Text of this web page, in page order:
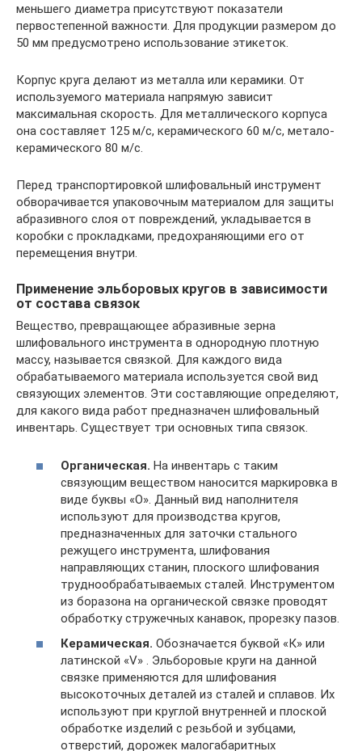
меньшего диаметра присутствуют показатели
первостепенной важности. Для продукции размером до
50 мм предусмотрено использование этикеток.
Корпус круга делают из металла или керамики. От
используемого материала напрямую зависит
максимальная скорость. Для металлического корпуса
она составляет 125 м/с, керамического 60 м/с, метало-
керамического 80 м/с.
Перед транспортировкой шлифовальный инструмент
обворачивается упаковочным материалом для защиты
абразивного слоя от повреждений, укладывается в
коробки с прокладками, предохраняющими его от
перемещения внутри.
Применение эльборовых кругов в зависимости
от состава связок
Вещество, превращающее абразивные зерна
шлифовального инструмента в однородную плотную
массу, называется связкой. Для каждого вида
обрабатываемого материала используется свой вид
связующих элементов. Эти составляющие определяют,
для какого вида работ предназначен шлифовальный
инвентарь. Существует три основных типа связок.
Органическая. На инвентарь с таким
связующим веществом наносится маркировка в
виде буквы «О». Данный вид наполнителя
используют для производства кругов,
предназначенных для заточки стального
режущего инструмента, шлифования
направляющих станин, плоского шлифования
труднообрабатываемых сталей. Инструментом
из боразона на органической связке проводят
обработку стружечных канавок, прорезку пазов.
Керамическая. Обозначается буквой «К» или
латинской «V» . Эльборовые круги на данной
связке применяются для шлифования
высокоточных деталей из сталей и сплавов. Их
используют при круглой внутренней и плоской
обработке изделий с резьбой и зубцами,
отверстий, дорожек малогабаритных